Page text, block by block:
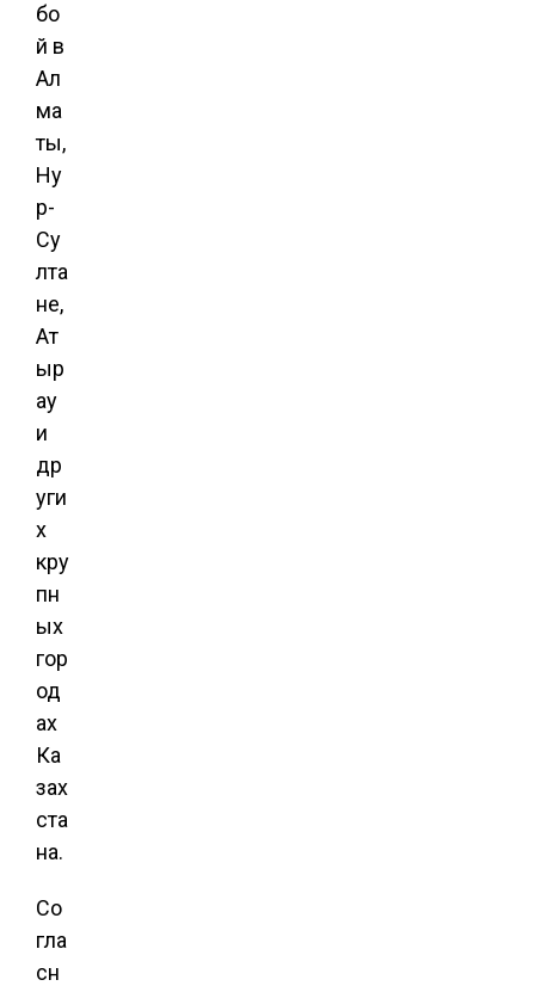
бо
й в
Ал
ма
ты,
Ну
р-
Су
лта
не,
Ат
ыр
ау
и
др
уги
х
кру
пн
ых
гор
од
ах
Ка
зах
ста
на.
Со
гла
сн